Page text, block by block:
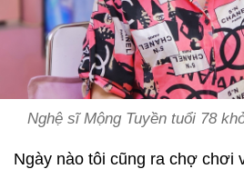
Nghệ sĩ Mộng Tuyền tuổi 78
Ngày nào tôi cũng ra chợ chơi